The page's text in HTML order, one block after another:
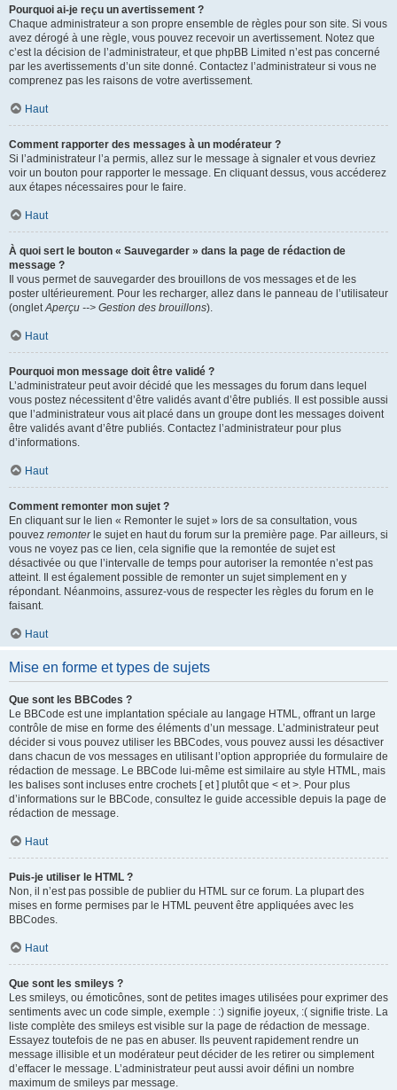
Pourquoi ai-je reçu un avertissement ?
Chaque administrateur a son propre ensemble de règles pour son site. Si vous
avez dérogé à une règle, vous pouvez recevoir un avertissement. Notez que
c’est la décision de l’administrateur, et que phpBB Limited n’est pas concerné
par les avertissements d’un site donné. Contactez l’administrateur si vous ne
comprenez pas les raisons de votre avertissement.
Haut
Comment rapporter des messages à un modérateur ?
Si l’administrateur l’a permis, allez sur le message à signaler et vous devriez
voir un bouton pour rapporter le message. En cliquant dessus, vous accéderez
aux étapes nécessaires pour le faire.
Haut
À quoi sert le bouton « Sauvegarder » dans la page de rédaction de
message ?
Il vous permet de sauvegarder des brouillons de vos messages et de les
poster ultérieurement. Pour les recharger, allez dans le panneau de l’utilisateur
(ongletAperçu --> Gestion des brouillons).
Haut
Pourquoi mon message doit être validé ?
L’administrateur peut avoir décidé que les messages du forum dans lequel
vous postez nécessitent d’être validés avant d’être publiés. Il est possible aussi
que l’administrateur vous ait placé dans un groupe dont les messages doivent
être validés avant d’être publiés. Contactez l’administrateur pour plus
d’informations.
Haut
Comment remonter mon sujet ?
En cliquant sur le lien « Remonter le sujet » lors de sa consultation, vous
pouvez remonterle sujet en haut du forum sur la première page. Par ailleurs, si
vous ne voyez pas ce lien, cela signifie que la remontée de sujet est
désactivée ou que l’intervalle de temps pour autoriser la remontée n’est pas
atteint. Il est également possible de remonter un sujet simplement en y
répondant. Néanmoins, assurez-vous de respecter les règles du forum en le
faisant.
Haut
Mise en forme et types de sujets
Que sont les BBCodes ?
Le BBCode est une implantation spéciale au langage HTML, offrant un large
contrôle de mise en forme des éléments d’un message. L’administrateur peut
décider si vous pouvez utiliser les BBCodes, vous pouvez aussi les désactiver
dans chacun de vos messages en utilisant l’option appropriée du formulaire de
rédaction de message. Le BBCode lui-même est similaire au style HTML, mais
les balises sont incluses entre crochets [ et ] plutôt que < et >. Pour plus
d’informations sur le BBCode, consultez le guide accessible depuis la page de
rédaction de message.
Haut
Puis-je utiliser le HTML ?
Non, il n’est pas possible de publier du HTML sur ce forum. La plupart des
mises en forme permises par le HTML peuvent être appliquées avec les
BBCodes.
Haut
Que sont les smileys ?
Les smileys, ou émoticônes, sont de petites images utilisées pour exprimer des
sentiments avec un code simple, exemple : :) signifie joyeux, :( signifie triste. La
liste complète des smileys est visible sur la page de rédaction de message.
Essayez toutefois de ne pas en abuser. Ils peuvent rapidement rendre un
message illisible et un modérateur peut décider de les retirer ou simplement
d’effacer le message. L’administrateur peut aussi avoir défini un nombre
maximum de smileys par message.